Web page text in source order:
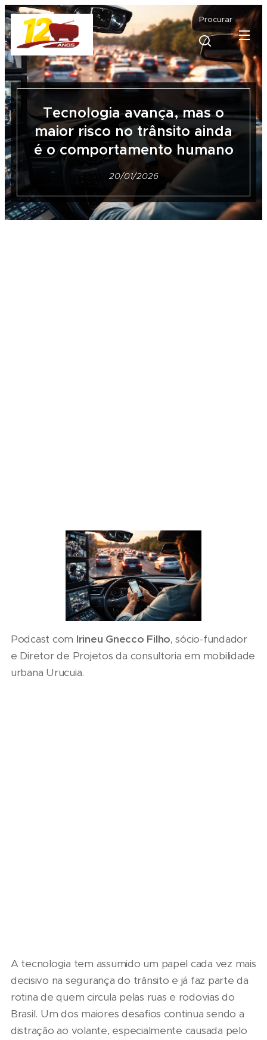
Procurar
Tecnologia avança, mas o
maior risco no trânsito ainda
é o comportamento humano
20/01/2026
Podcast com Irineu Gnecco Filho, sócio-fundador
e Diretor de Projetos da consultoria em mobilidade
urbana Urucuia.
A tecnologia tem assumido um papel cada vez mais
decisivo na segurança do trânsito e já faz parte da
rotina de quem circula pelas ruas e rodovias do
Brasil. Um dos maiores desafios continua sendo a
distração ao volante, especialmente causada pelo